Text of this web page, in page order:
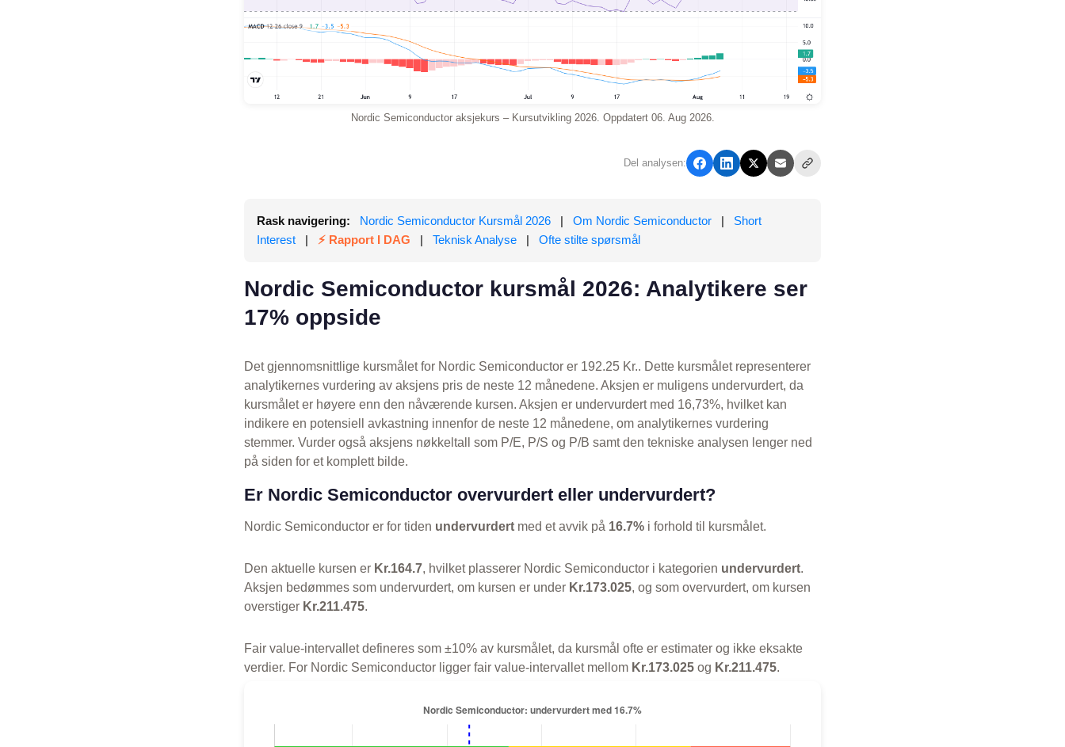
Nordic Semiconductor aksjekurs – Kursutvikling 2026. Oppdatert 06. Aug 2026.
Del analysen:
Rask navigering: Nordic Semiconductor Kursmål 2026 | Om Nordic Semiconductor |
Short
Interest
| ⚡ Rapport I DAG | Teknisk Analyse | Ofte stilte spørsmål
Nordic Semiconductor kursmål 2026: Analytikere ser
17% oppside
Det gjennomsnittlige kursmålet for Nordic Semiconductor er 192.25 Kr.. Dette kursmålet representerer
analytikernes vurdering av aksjens pris de neste 12 månedene. Aksjen er muligens undervurdert, da
kursmålet er høyere enn den nåværende kursen. Aksjen er undervurdert med 16,73%, hvilket kan
indikere en potensiell avkastning innenfor de neste 12 månedene, om analytikernes vurdering
stemmer. Vurder også aksjens nøkkeltall som P/E, P/S og P/B samt den tekniske analysen lenger ned
på siden for et komplett bilde.
Er Nordic Semiconductor overvurdert eller undervurdert?
Nordic Semiconductor er for tiden undervurdert med et avvik på 16.7% i forhold til kursmålet.
Den aktuelle kursen er Kr.164.7, hvilket plasserer Nordic Semiconductor i kategorien undervurdert.
Aksjen bedømmes som undervurdert, om kursen er under Kr.173.025, og som overvurdert, om kursen
overstiger Kr.211.475.
Fair value-intervallet defineres som ±10% av kursmålet, da kursmål ofte er estimater og ikke eksakte
verdier. For Nordic Semiconductor ligger fair value-intervallet mellom Kr.173.025 og Kr.211.475.